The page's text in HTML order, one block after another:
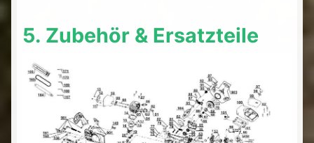
5. Zubehör & Ersatzteile